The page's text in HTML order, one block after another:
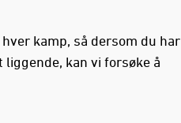
kamp, så dersom du har
kan vi forsøke å